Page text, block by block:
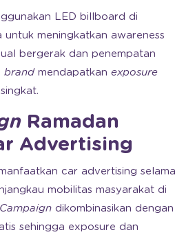
LED billboard di
untuk meningkatkan awareness
bergerak dan penempatan
brandmendapatkan exposure
Ramadan
Advertising
car advertising selama
mobilitas masyarakat di
Campaign dikombinasikan dengan
sehingga exposure dan